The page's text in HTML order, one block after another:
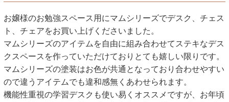
お嬢様のお勉強スペース用にマムシリーズでデスク、チェス
ト、チェアをお買い上げくださいました。
マムシリーズのアイテムを自由に組み合わせてステキなデス
クスペースを作っていただけておりとても嬉しい限りです。
マムシリーズの塗装はお色が共通となっており合わせやすい
ので違うアイテムでも違和感無くあわせられます。
機能性重視の学習デスクも使い易くオススメですが、お年頃